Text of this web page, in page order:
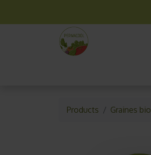
Products Graines bio